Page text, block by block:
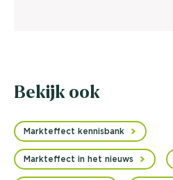
Bekijk ook
Markteffect kennisbank
Markteffect in het nieuws